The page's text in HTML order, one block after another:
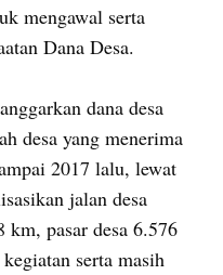
mengawal serta
Dana Desa.
dana desa
desa yang menerima
2017 lalu, lewat
jalan desa
km, pasar desa 6.576
serta masih